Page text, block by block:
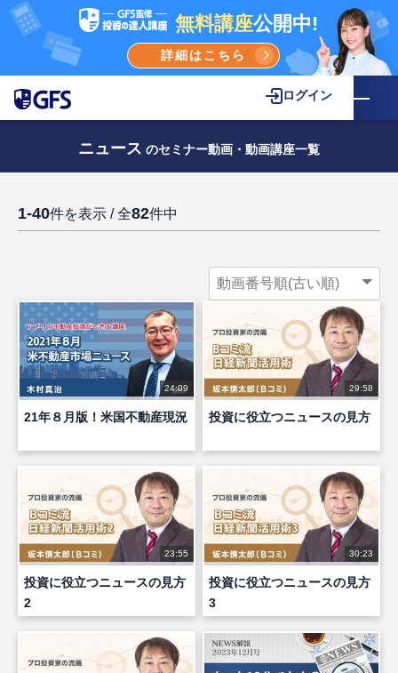
無料講座公開中!
詳細はこちら
ログイン
ニュース のセミナー動画・動画講座一覧
1-40件を表示 / 全82件中
24:09
21年８月版！米国不動産現況
29:58
投資に役立つニュースの見方
23:55
投資に役立つニュースの見方
2
30:23
投資に役立つニュースの見方
3